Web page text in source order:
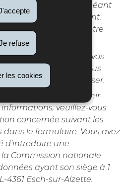
refuse
les cookies
et le cas échéant
vous concernant.
du droit de retirer votre
où le traitement de vos
obligatoire, vous
vous y opposer.
ces droits et/ou obtenir
veuillez-vous
concernée suivant les
le formulaire. Vous avez
d’introduire une
Commission nationale
ayant son siège à 1
4361 Esch-sur-Alzette.